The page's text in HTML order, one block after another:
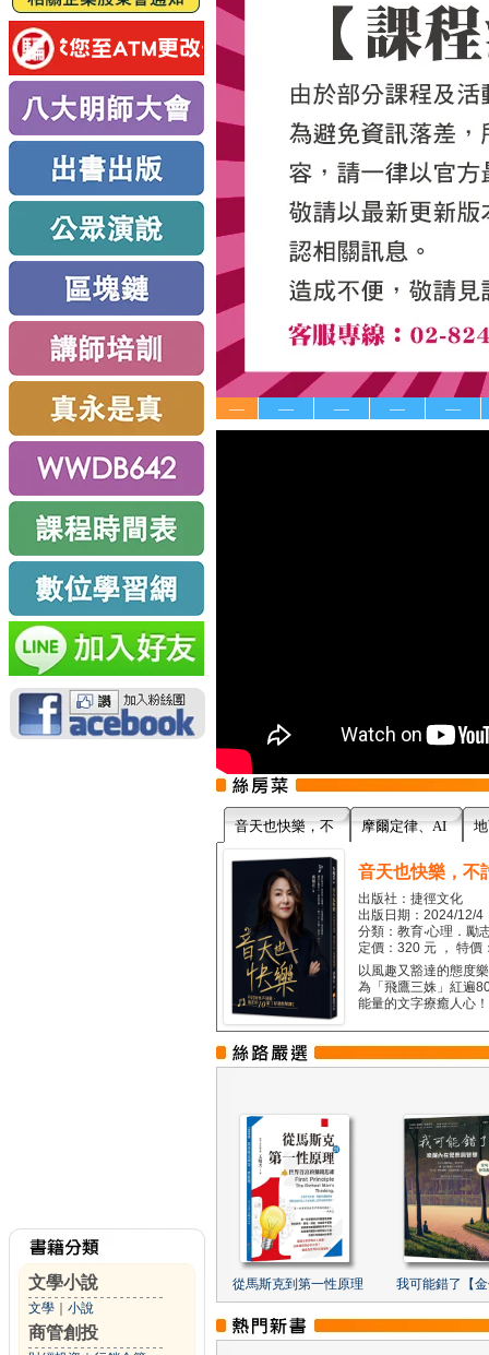
思
路
文學小說
文學 小說
商管創投
— — — — —
音天也快樂，不 摩爾定律、AI
音天也快樂，不
出版社：捷徑文化
出版日期：2024/12/4
分類：教育‧心理．勵
定價：320 元 ， 特價
以風趣又豁達的態度
為「飛鷹三姝」紅遍
能量的文字療癒人心
從馬斯克到第一性原理 我可能錯了【